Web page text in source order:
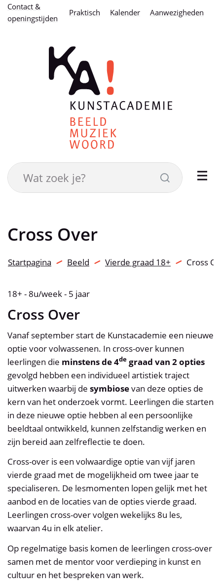
inhoud
Contact &
openingstijden
Praktisch Kalender Aanwezigheden
Kunstacademie
Wat
zoek
je?
Zoeken
Cross Over
Startpagina Beeld Vierde graad 18+ Cross
18+ - 8u/week - 5 jaar
Cross Over
Vanaf september start de Kunstacademie een nieuwe
optie voor volwassenen. In cross-over kunnen
leerlingen die minstens de 4de graad van 2 opties
gevolgd hebben een individueel artistiek traject
uitwerken waarbij de symbiosevan deze opties de
kern van het onderzoek vormt. Leerlingen die starten
in deze nieuwe optie hebben al een persoonlijke
beeldtaal ontwikkeld, kunnen zelfstandig werken en
zijn bereid aan zelfreflectie te doen.
Cross-over is een volwaardige optie van vijf jaren
vierde graad met de mogelijkheid om twee jaar te
specialiseren. De lesmomenten lopen gelijk met het
aanbod en de locaties van de opties vierde graad.
Leerlingen cross-over volgen wekelijks 8u les,
waarvan 4u in elk atelier.
Op regelmatige basis komen de leerlingen cross-over
samen met de mentor voor verdieping in kunst en
cultuur en het bespreken van werk.